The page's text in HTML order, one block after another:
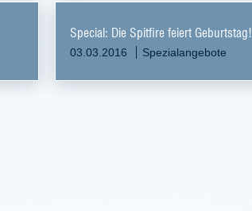
Special: Die Spitfire feiert Geburtstag!
03.03.2016 Spezialangebote